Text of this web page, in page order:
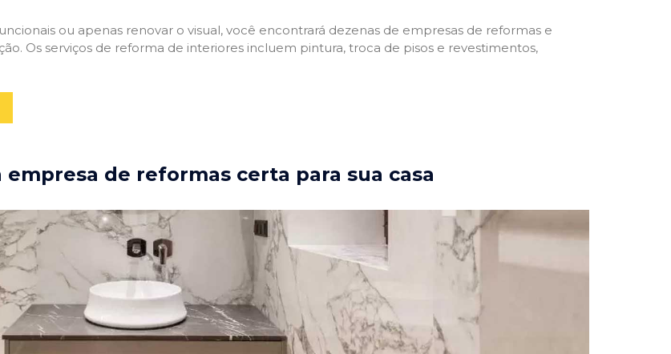
ou apenas renovar o visual, você encontrará dezenas de empresas de reformas e
Os serviços de reforma de interiores incluem pintura, troca de pisos e revestimentos,
empresa de reformas certa para sua casa